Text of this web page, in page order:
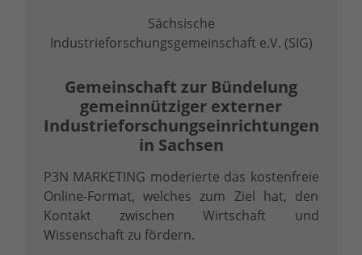
Sächsische
Industrieforschungsgemeinschaft e.V. (SIG)
Gemeinschaft zur Bündelung
gemeinnütziger externer
Industrieforschungseinrichtungen
in Sachsen
P3N MARKETING moderierte das kostenfreie
Online-Format, welches zum Ziel hat, den
Kontakt zwischen Wirtschaft und
Wissenschaft zu fördern.